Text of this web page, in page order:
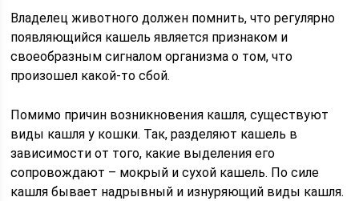
Владелец животного должен помнить, что регулярно
появляющийся кашель является признаком и
своеобразным сигналом организма о том, что
произошел какой-то сбой.
Помимо причин возникновения кашля, существуют
виды кашля у кошки. Так, разделяют кашель в
зависимости от того, какие выделения его
сопровождают – мокрый и сухой кашель. По силе
кашля бывает надрывный и изнуряющий виды кашля.